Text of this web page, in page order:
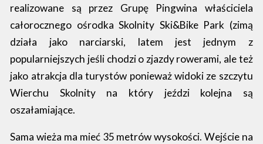
realizowane są przez Grupę Pingwina właściciela
całorocznego ośrodka Skolnity Ski&Bike Park (zimą
działa jako narciarski, latem jest jednym z
popularniejszych jeśli chodzi o zjazdy rowerami, ale też
jako atrakcja dla turystów ponieważ widoki ze szczytu
Wierchu Skolnity na który jeździ kolejna są
oszałamiające.
Sama wieża ma mieć 35 metrów wysokości. Wejście na